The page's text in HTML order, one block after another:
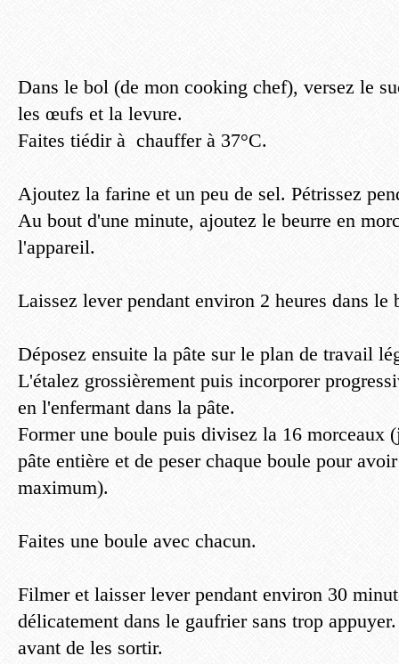
Dans le bol (de mon cooking chef), versez le
les œufs et la levure.
Faites tiédir à chauffer à 37°C.
Ajoutez la farine et un peu de sel. Pétrissez
Au bout d'une minute, ajoutez le beurre en
l'appareil.
Laissez lever pendant environ 2 heures dans le
Déposez ensuite la pâte sur le plan de travail
L'étalez grossièrement puis incorporer
en l'enfermant dans la pâte.
Former une boule puis divisez la 16 morceaux
pâte entière et de peser chaque boule pour
maximum).
Faites une boule avec chacun.
Filmer et laisser lever pendant environ 30
délicatement dans le gaufrier sans trop
avant de les sortir.